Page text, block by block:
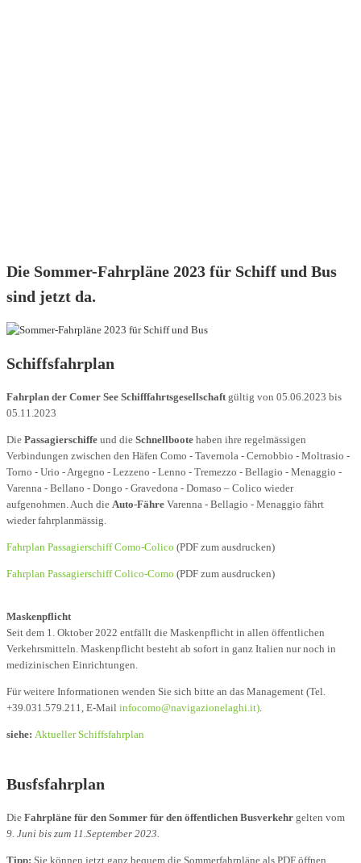
Die Sommer-Fahrpläne 2023 für Schiff und Bus
sind jetzt da.
Schiffsfahrplan
Fahrplan der Comer See Schifffahrtsgesellschaftgültig von 05.06.2023 bis
05.11.2023
Die Passagierschiffe und die Schnellboote haben ihre regelmässigen
Verbindungen zwischen den Häfen Como - Tavernola - Cernobbio - Moltrasio -
Torno - Urio - Argegno - Lezzeno - Lenno - Tremezzo - Bellagio - Menaggio -
Varenna - Bellano - Dongo - Gravedona - Domaso – Colico wieder
aufgenohmen. Auch die Auto-Fähre Varenna - Bellagio - Menaggio fährt
wieder fahrplanmässig.
Fahrplan Passagierschiff Como-Colico (PDF zum ausdrucken)
Fahrplan Passagierschiff Colico-Como (PDF zum ausdrucken)
Maskenpflicht
Seit dem 1. Oktober 2022 entfällt die Maskenpflicht in allen öffentlichen
Verkehrsmitteln. Maskenpflicht besteht ab sofort in ganz Italien nur noch in
medizinischen Einrichtungen.
Für weitere Informationen wenden Sie sich bitte an das Management (Tel.
+39.031.579.211, E-Mail infocomo@navigazionelaghi.it).
siehe: Aktueller Schiffsfahrplan
Busfsfahrplan
Die Fahrpläne für den Sommer für den öffentlichen Busverkehr gelten vom
9. Juni bis zum 11.September 2023.
Tipp: Sie können jetzt ganz bequem die Sommerfahrpläne als PDF öffnen,